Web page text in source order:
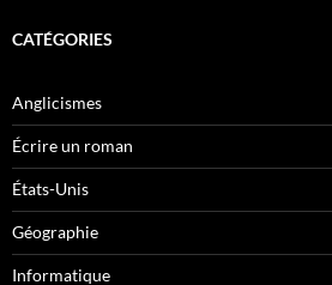
CATÉGORIES
Anglicismes
Écrire un roman
États-Unis
Géographie
Informatique